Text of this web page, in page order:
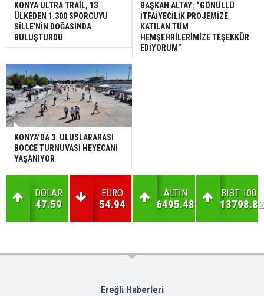
KONYA ULTRA TRAİL, 13
ÜLKEDEN 1.300 SPORCUYU
SİLLE'NİN DOĞASINDA
BULUŞTURDU
BAŞKAN ALTAY: “GÖNÜLLÜ
İTFAİYECİLİK PROJEMİZE
KATILAN TÜM
HEMŞEHRİLERİMİZE TEŞEKKÜR
EDİYORUM”
KONYA’DA 3. ULUSLARARASI
BOCCE TURNUVASI HEYECANI
YAŞANIYOR
DOLAR
47.59
EURO
54.94
ALTIN
6495.48
BIST 100
13798.82
Ereğli Haberleri